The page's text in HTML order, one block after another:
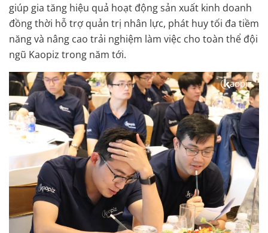
giúp gia tăng hiệu quả hoạt động sản xuất kinh doanh
đồng thời hỗ trợ quản trị nhân lực, phát huy tối đa tiềm
năng và nâng cao trải nghiệm làm việc cho toàn thể đội
ngũ Kaopiz trong năm tới.